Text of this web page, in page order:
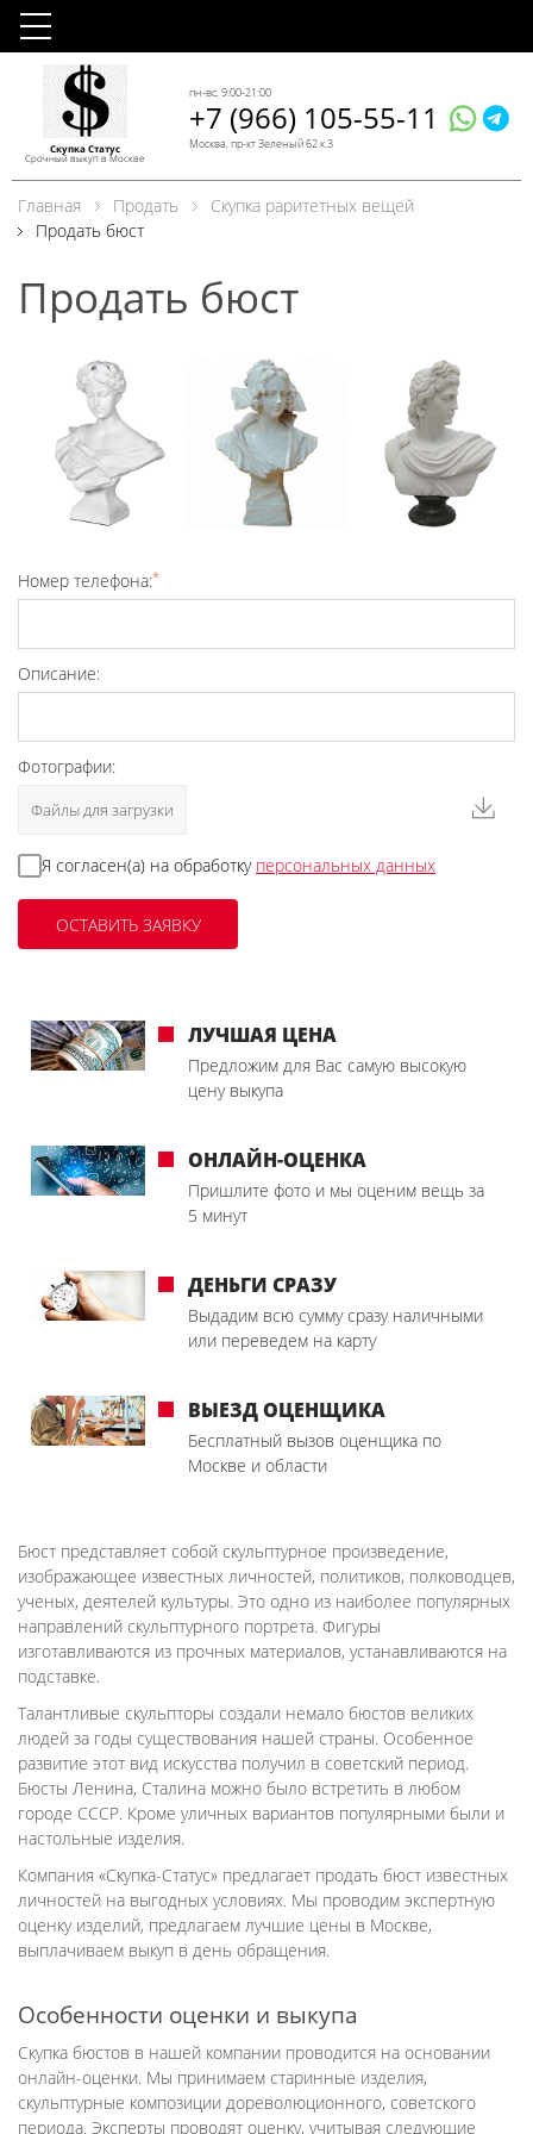
Скупка Статус
Срочный выкуп в Москве
пн-вс, 9:00-21:00
+7 (966) 105-55-11
Москва, пр-кт Зеленый 62 к.3
Главная Продать
Скупка раритетных вещей
Продать бюст
Продать бюст
Номер телефона:*
Описание:
Фотографии:
Файлы для загрузки
Я согласен(а) на обработку персональных данных
ЛУЧШАЯ ЦЕНА
Предложим для Вас самую высокую
цену выкупа
ОНЛАЙН-ОЦЕНКА
Пришлите фото и мы оценим вещь за
5 минут
ДЕНЬГИ СРАЗУ
Выдадим всю сумму сразу наличными
или переведем на карту
ВЫЕЗД ОЦЕНЩИКА
Бесплатный вызов оценщика по
Москве и области
Бюст представляет собой скульптурное произведение,
изображающее известных личностей, политиков, полководцев,
ученых, деятелей культуры. Это одно из наиболее популярных
направлений скульптурного портрета. Фигуры
изготавливаются из прочных материалов, устанавливаются на
подставке.
Талантливые скульпторы создали немало бюстов великих
людей за годы существования нашей страны. Особенное
развитие этот вид искусства получил в советский период.
Бюсты Ленина, Сталина можно было встретить в любом
городе СССР. Кроме уличных вариантов популярными были и
настольные изделия.
Компания «Скупка-Статус» предлагает продать бюст известных
личностей на выгодных условиях. Мы проводим экспертную
оценку изделий, предлагаем лучшие цены в Москве,
выплачиваем выкуп в день обращения.
Особенности оценки и выкупа
Скупка бюстов в нашей компании проводится на основании
онлайн-оценки. Мы принимаем старинные изделия,
скульптурные композиции дореволюционного, советского
периода. Эксперты проводят оценку, учитывая следующие